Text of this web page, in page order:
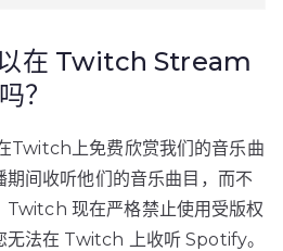
以在 Twitch Stream
？
Twitch上免费欣赏我们的音乐曲
期间收听他们的音乐曲目，而不
Twitch 现在严格禁止使用受版权
无法在 Twitch 上收听 Spotify。